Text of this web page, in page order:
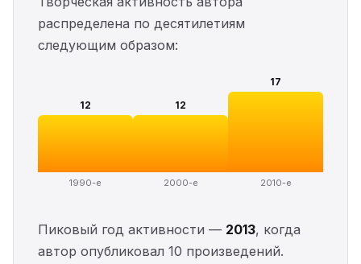
распределена по десятилетиям
следующим образом:
12
1990-е
12
2000-е
17
2010-е
Пиковый год активности — 2013, когда
автор опубликовал 10 произведений.